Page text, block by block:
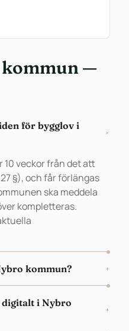
kommun —
för bygglov i
+
10 veckor från det att
§), och får förlängas
ska meddela
kompletteras.
kommun? +
digitalt i Nybro
+